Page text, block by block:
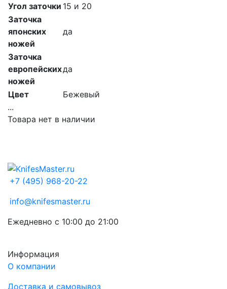
Угол заточки 15 и 20
Заточка
японских
ножей
да
Заточка
европейских
ножей
да
Цвет
Бежевый
...
Товара нет в наличии
+7 (495) 968-20-22
info@knifesmaster.ru
Ежедневно с 10:00 до 21:00
Информация
О компании
Доставка и самовывоз